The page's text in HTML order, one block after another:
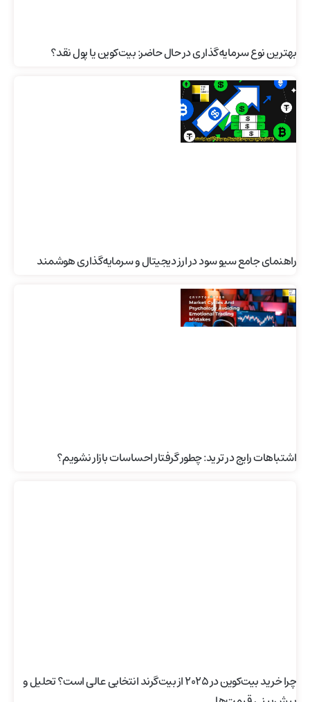
بهترین نوع سرمایه‌گذاری در حال حاضر: بیت‌کوین یا پول نقد؟
راهنمای جامع سیو سود در ارز دیجیتال و سرمایه‌گذاری هوشمند
اشتباهات رایج در ترید: چطور گرفتار احساسات بازار نشویم؟
چرا خرید بیت‌کوین در ۲۰۲۵ از بیت‌گرند انتخابی عالی است؟ تحلیل و